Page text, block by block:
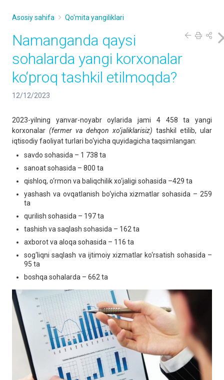
Asosiy sahifa Qo'mita yangiliklari
Namanganda qaysi
sohalarda yangi korxonalar
ko‘proq tashkil etilmoqda?
12/12/2023
2023-yilning yanvar-noyabr oylarida jami 4 458 ta yangi
korxonalar (fermer va dehqon xo‘jaliklarisiz) tashkil etilib, ular
iqtisodiy faoliyat turlari bo‘yicha quyidagicha taqsimlangan:
savdo sohasida – 1 738 ta
sanoat sohasida – 800 ta
qishloq, o‘rmon va baliqchilik xo‘jaligi sohasida –429 ta
yashash va ovqatlanish bo‘yicha xizmatlar sohasida – 259
ta
qurilish sohasida – 197 ta
tashish va saqlash sohasida – 162 ta
axborot va aloqa sohasida – 116 ta
sog‘liqni saqlash va ijtimoiy xizmatlar ko‘rsatish sohasida –
95 ta
boshqa sohalarda – 662 ta